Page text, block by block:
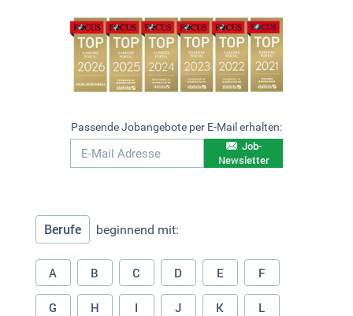
Passende Jobangebote per E-Mail erhalten:
Job-
Newsletter
Berufe beginnend mit:
A B C D E F
G H I J K L